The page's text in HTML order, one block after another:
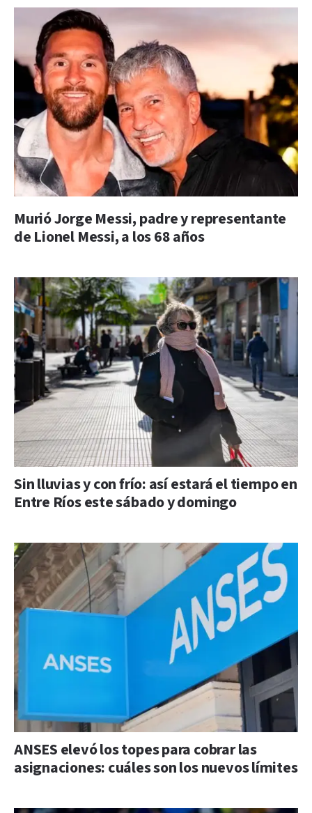
Murió Jorge Messi, padre y representante
de Lionel Messi, a los 68 años
Sin lluvias y con frío: así estará el tiempo en
Entre Ríos este sábado y domingo
ANSES elevó los topes para cobrar las
asignaciones: cuáles son los nuevos límites